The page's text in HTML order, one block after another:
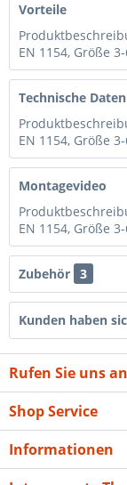
Vorteile
EN 1154, Größe
Technische Daten
EN 1154, Größe
Montagevideo
EN 1154, Größe
Zubehör 3
Kunden haben
Rufen Sie uns an
Shop Service
Informationen